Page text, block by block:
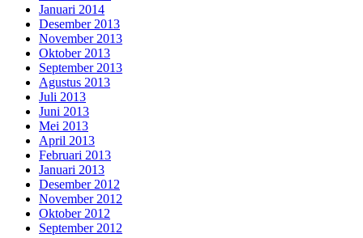
Januari 2014
Desember 2013
November 2013
Oktober 2013
September 2013
Agustus 2013
Juli 2013
Juni 2013
Mei 2013
April 2013
Februari 2013
Januari 2013
Desember 2012
November 2012
Oktober 2012
September 2012